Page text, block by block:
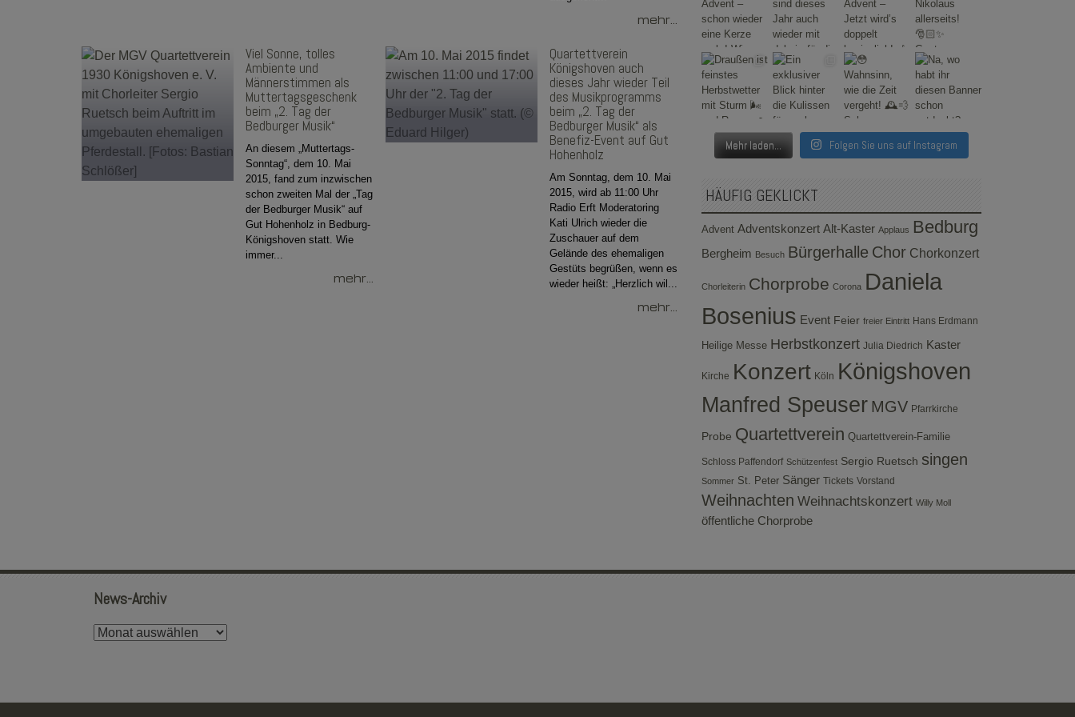
mehr...
Viel Sonne, tolles
Ambiente und
Männerstimmen als
Muttertagsgeschenk
beim „2. Tag der
Bedburger Musik“
An diesem „Muttertags-
Sonntag“, dem 10. Mai
2015, fand zum inzwischen
schon zweiten Mal der „Tag
der Bedburger Musik“ auf
Gut Hohenholz in Bedburg-
Königshoven statt. Wie
immer...
mehr...
Quartettverein
Königshoven auch
dieses Jahr wieder Teil
des Musikprogramms
beim „2. Tag der
Bedburger Musik“ als
Benefiz-Event auf Gut
Hohenholz
Am Sonntag, dem 10. Mai
2015, wird ab 11:00 Uhr
Radio Erft Moderatoring
Kati Ulrich wieder die
Zuschauer auf dem
Gelände des ehemaligen
Gestüts begrüßen, wenn es
wieder heißt: „Herzlich wil...
mehr...
Mehr laden... Folgen Sie uns auf Instagram
HÄUFIG GEKLICKT
Advent Adventskonzert Alt-Kaster Applaus Bedburg
Bergheim Besuch Bürgerhalle Chor Chorkonzert
Chorleiterin Chorprobe Corona Daniela
Bosenius Event Feier freier Eintritt Hans Erdmann
Heilige Messe Herbstkonzert Julia Diedrich Kaster
Kirche Konzert Köln Königshoven
Manfred Speuser MGV Pfarrkirche
Probe Quartettverein Quartettverein-Familie
Schloss Paffendorf Schützenfest Sergio Ruetsch singen
Sommer St. Peter Sänger Tickets Vorstand
Weihnachten Weihnachtskonzert Willy Moll
öffentliche Chorprobe
News-Archiv
News-